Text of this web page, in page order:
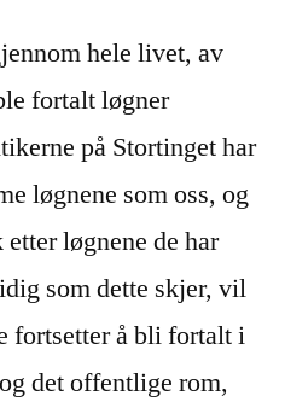
hele livet, av
fortalt løgner
på Stortinget har
løgnene som oss, og
løgnene de har
som dette skjer, vil
fortsetter å bli fortalt i
det offentlige rom,